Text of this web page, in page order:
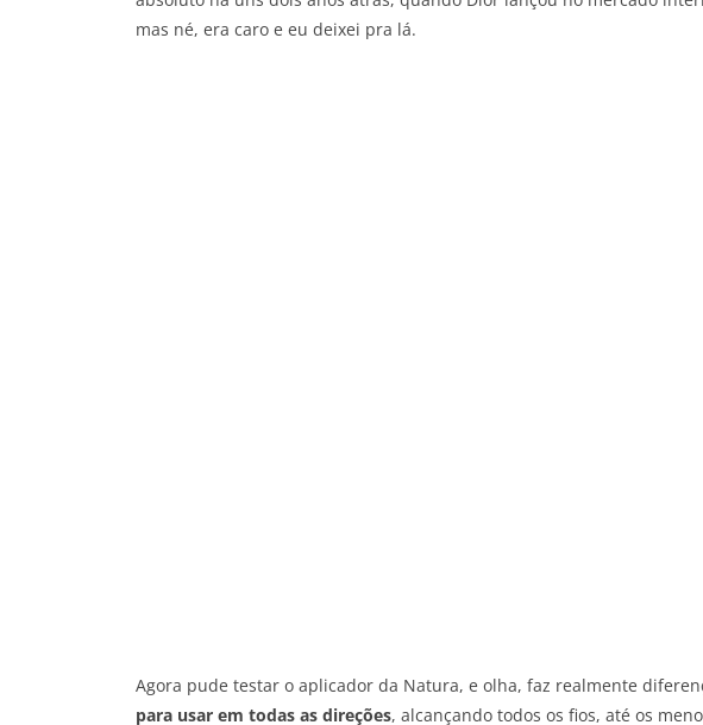
mas né, era caro e eu deixei pra lá.
Agora pude testar o aplicador da Natura, e olha, faz realmente
para usar em todas as direções, alcançando todos os fios, até os